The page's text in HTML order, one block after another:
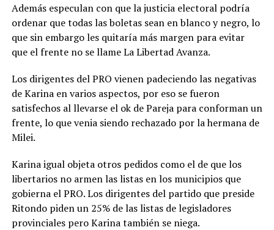
Además especulan con que la justicia electoral podría
ordenar que todas las boletas sean en blanco y negro, lo
que sin embargo les quitaría más margen para evitar
que el frente no se llame La Libertad Avanza.
Los dirigentes del PRO vienen padeciendo las negativas
de Karina en varios aspectos, por eso se fueron
satisfechos al llevarse el ok de Pareja para conforman un
frente, lo que venia siendo rechazado por la hermana de
Milei.
Karina igual objeta otros pedidos como el de que los
libertarios no armen las listas en los municipios que
gobierna el PRO. Los dirigentes del partido que preside
Ritondo piden un 25% de las listas de legisladores
provinciales pero Karina también se niega.